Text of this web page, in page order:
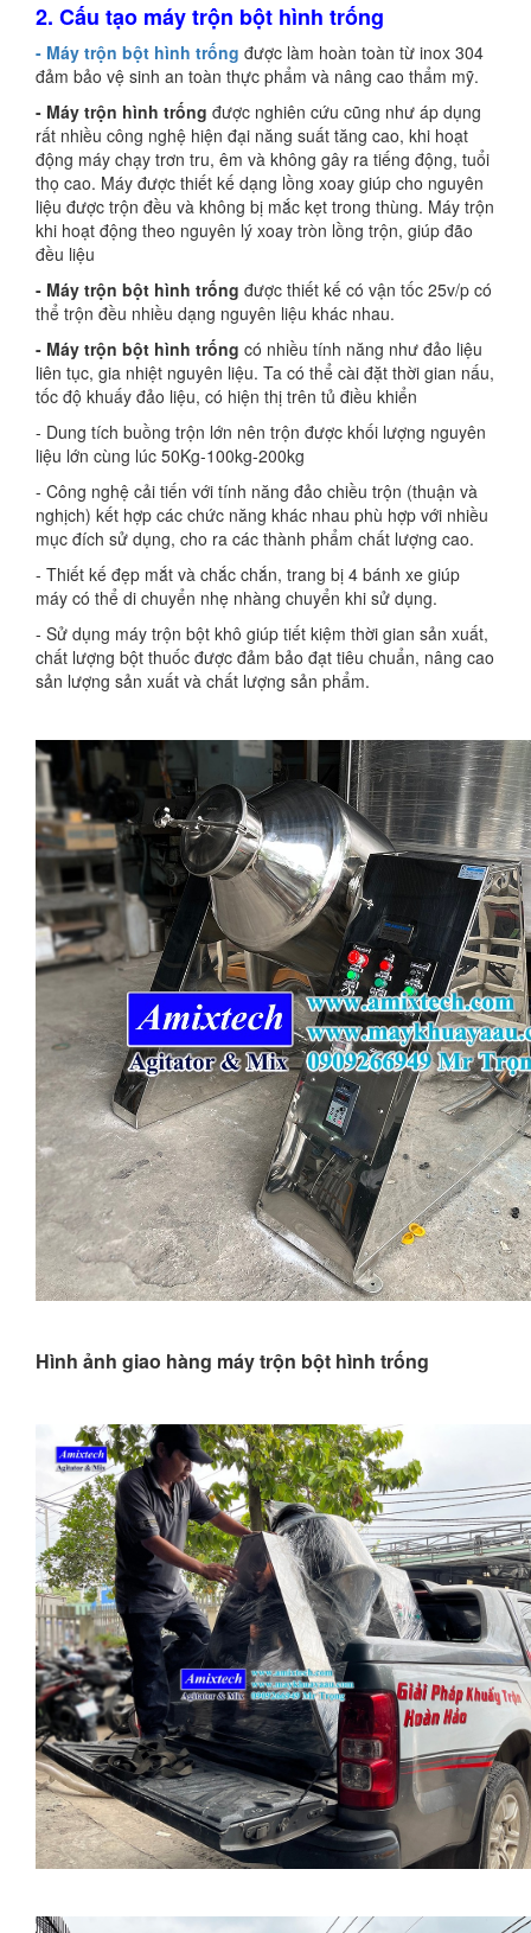
2. Cấu tạo máy trộn bột hình trống
- Máy trộn bột hình trống được làm hoàn toàn từ inox 304
đảm bảo vệ sinh an toàn thực phẩm và nâng cao thẩm mỹ.
- Máy trộn hình trống được nghiên cứu cũng như áp dụng
rất nhiều công nghệ hiện đại năng suất tăng cao, khi hoạt
động máy chạy trơn tru, êm và không gây ra tiếng động, tuổi
thọ cao. Máy được thiết kế dạng lồng xoay giúp cho nguyên
liệu được trộn đều và không bị mắc kẹt trong thùng. Máy trộn
khi hoạt động theo nguyên lý xoay tròn lồng trộn, giúp đão
đều liệu
- Máy trộn bột hình trống được thiết kế có vận tốc 25v/p có
thể trộn đều nhiều dạng nguyên liệu khác nhau.
- Máy trộn bột hình trống có nhiều tính năng như đảo liệu
liên tục, gia nhiệt nguyên liệu. Ta có thể cài đặt thời gian nấu,
tốc độ khuấy đảo liệu, có hiện thị trên tủ điều khiển
- Dung tích buồng trộn lớn nên trộn được khối lượng nguyên
liệu lớn cùng lúc 50Kg-100kg-200kg
- Công nghệ cải tiến với tính năng đảo chiều trộn (thuận và
nghịch) kết hợp các chức năng khác nhau phù hợp với nhiều
mục đích sử dụng, cho ra các thành phẩm chất lượng cao.
- Thiết kế đẹp mắt và chắc chắn, trang bị 4 bánh xe giúp
máy có thể di chuyển nhẹ nhàng chuyển khi sử dụng.
- Sử dụng máy trộn bột khô giúp tiết kiệm thời gian sản xuất,
chất lượng bột thuốc được đảm bảo đạt tiêu chuẩn, nâng cao
sản lượng sản xuất và chất lượng sản phẩm.
Hình ảnh giao hàng máy trộn bột hình trống